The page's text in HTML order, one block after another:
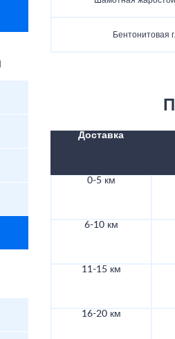
Бентонитовая
Доставка
0-5 км
6-10 км
11-15 км
16-20 км